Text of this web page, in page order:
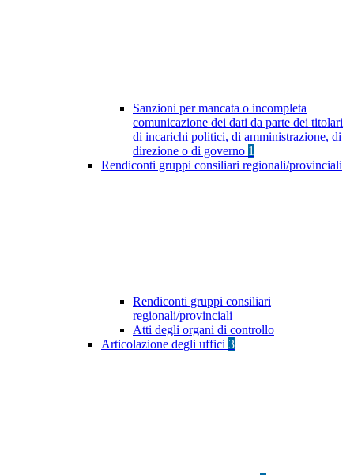
Sanzioni per mancata o incompleta
comunicazione dei dati da parte dei titolari
di incarichi politici, di amministrazione, di
direzione o di governo 1
Rendiconti gruppi consiliari regionali/provinciali
Rendiconti gruppi consiliari
regionali/provinciali
Atti degli organi di controllo
Articolazione degli uffici 3